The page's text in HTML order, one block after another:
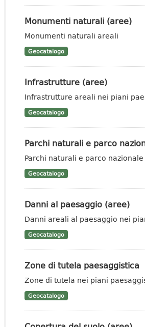
Monumenti naturali (aree)
Monumenti naturali areali
Geocatalogo
Infrastrutture (aree)
Infrastrutture areali nei piani
Geocatalogo
Parchi naturali e parco
Parchi naturali e parco
Geocatalogo
Danni al paesaggio (aree)
Danni areali al paesaggio nei
Geocatalogo
Zone di tutela paesaggistica
Zone di tutela nei piani
Geocatalogo